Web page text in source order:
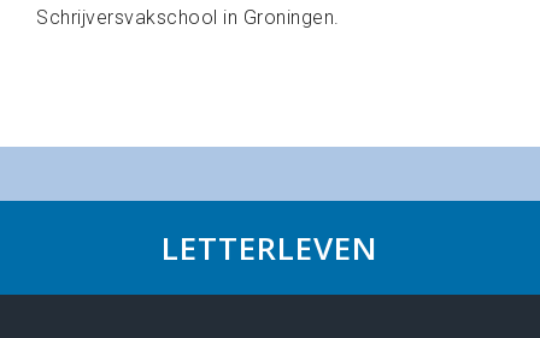
Schrijversvakschool in Groningen.
LETTERLEVEN